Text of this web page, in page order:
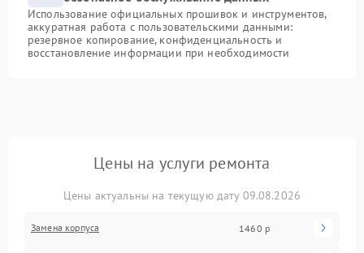
Использование официальных прошивок и инструментов,
аккуратная работа с пользовательскими данными:
резервное копирование, конфиденциальность и
восстановление информации при необходимости
Цены на услуги ремонта
Цены актуальны на текущую дату 09.08.2026
Замена корпуса 1460 р